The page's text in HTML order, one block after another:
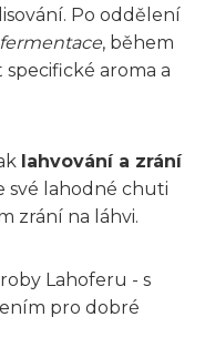
Po oddělení
fermentace, během
aroma a
lahvování a zrání
své lahodné chuti
zrání na láhvi.
Lahoferu - s
pro dobré